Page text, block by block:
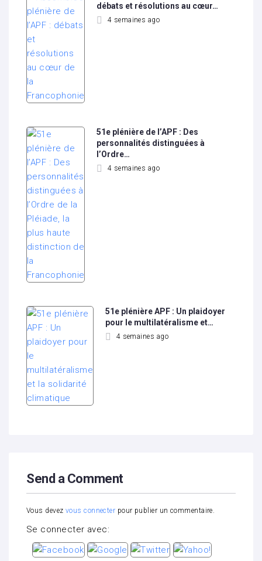
débats et résolutions au cœur…
4 semaines ago
51e plénière de l’APF : Des
personnalités distinguées à
l’Ordre…
4 semaines ago
51e plénière APF : Un plaidoyer
pour le multilatéralisme et…
4 semaines ago
Send a Comment
Vous devez vous connecter pour publier un commentaire.
Se connecter avec: